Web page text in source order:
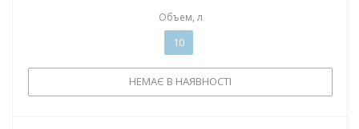
Объем, л
10
НЕМАЄ В НАЯВНОСТІ